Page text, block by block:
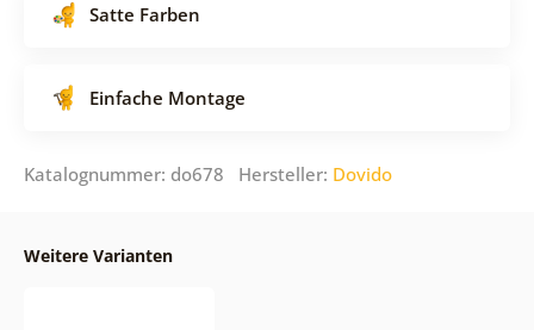
Satte Farben
Einfache Montage
Katalognummer: do678 Hersteller: Dovido
Weitere Varianten